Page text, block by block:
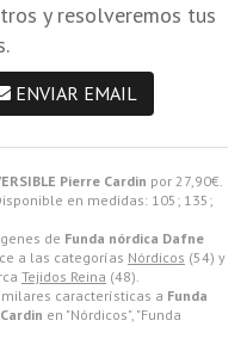
Pierre Cardin por 27,90€.
en medidas: 105; 135;
de Funda nórdica Dafne
a las categorías Nórdicos (54) y
Tejidos Reina (48).
características a Funda
en "Nórdicos", "Funda
y resolveremos tus
ENVIAR EMAIL